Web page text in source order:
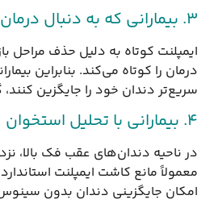
۳. بیمارانی که به دنبال درمان سریع‌تر هستند
ایمپلنت کوتاه به دلیل حذف مراحل
درمان را کوتاه می‌کند. بنابراین
سریع‌تر دندان خود را جایگزین
۴. بیمارانی با تحلیل استخوان عقب فک بالا
در ناحیه دندان‌های عقب فک بالا،
معمولاً مانع کاشت ایمپلنت
امکان جایگزینی دندان بدون